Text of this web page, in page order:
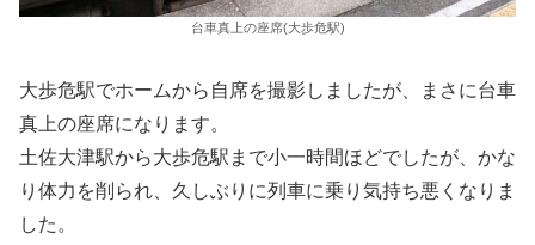
台車真上の座席(大歩危駅)
大歩危駅でホームから自席を撮影しましたが、まさに台車
真上の座席になります。
土佐大津駅から大歩危駅まで小一時間ほどでしたが、かな
り体力を削られ、久しぶりに列車に乗り気持ち悪くなりま
した。